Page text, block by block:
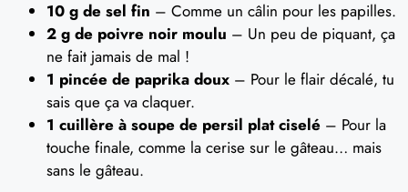
10 g de sel fin – Comme un câlin pour les papilles.
2 g de poivre noir moulu – Un peu de piquant, ça
ne fait jamais de mal !
1 pincée de paprika doux – Pour le flair décalé, tu
sais que ça va claquer.
1 cuillère à soupe de persil plat ciselé – Pour la
touche finale, comme la cerise sur le gâteau… mais
sans le gâteau.